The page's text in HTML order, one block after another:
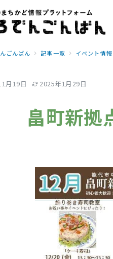
ごんばん 記事一覧 イベント情報
月19日 2025年1月29日
畠町新拠